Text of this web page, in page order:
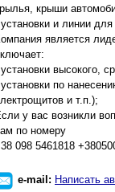
крыши
и линии
является
высокого,
по
и т.п.);
у вас возникли
по номеру
098 5461818
e-mail: Написать